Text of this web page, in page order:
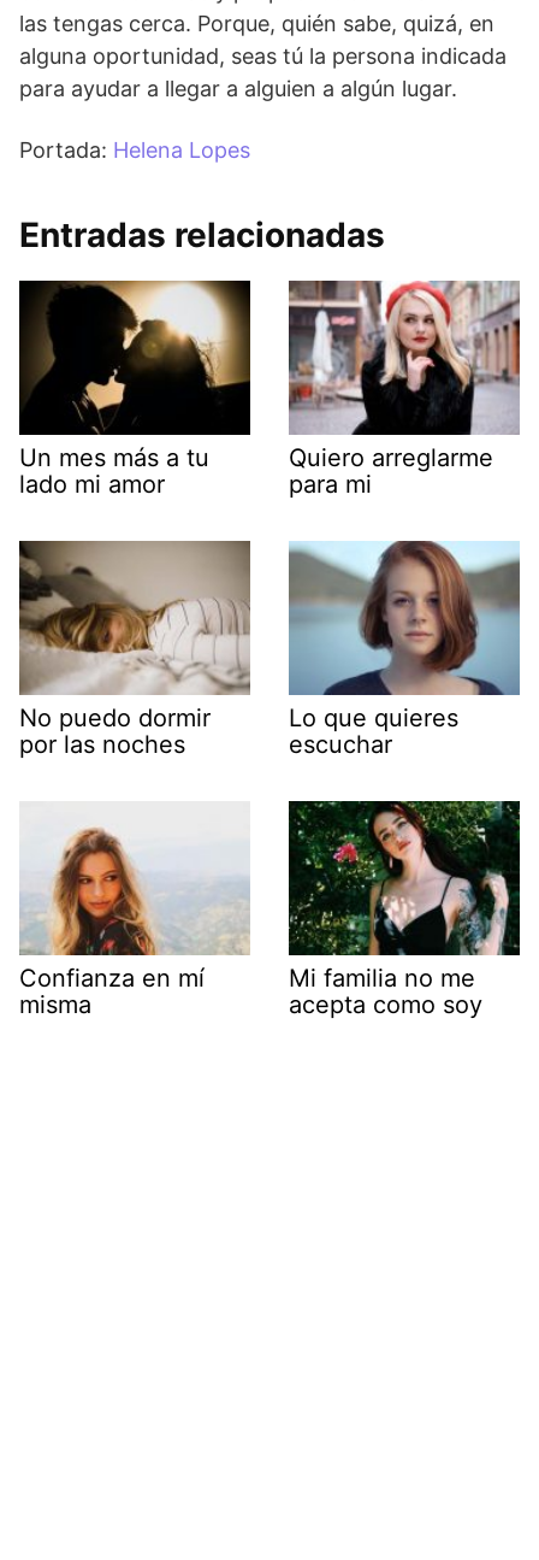
las tengas cerca. Porque, quién sabe, quizá, en
alguna oportunidad, seas tú la persona indicada
para ayudar a llegar a alguien a algún lugar.
Portada: Helena Lopes
Entradas relacionadas
Un mes más a tu
lado mi amor
Quiero arreglarme
para mi
No puedo dormir
por las noches
Lo que quieres
escuchar
Confianza en mí
misma
Mi familia no me
acepta como soy